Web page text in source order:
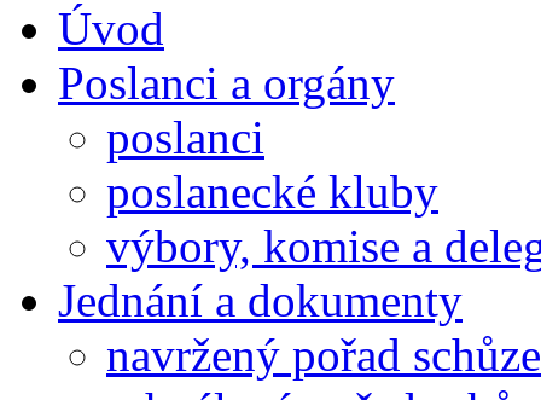
Úvod
Poslanci a orgány
poslanci
poslanecké kluby
výbory, komise a
Jednání a dokumenty
navržený pořad schůze